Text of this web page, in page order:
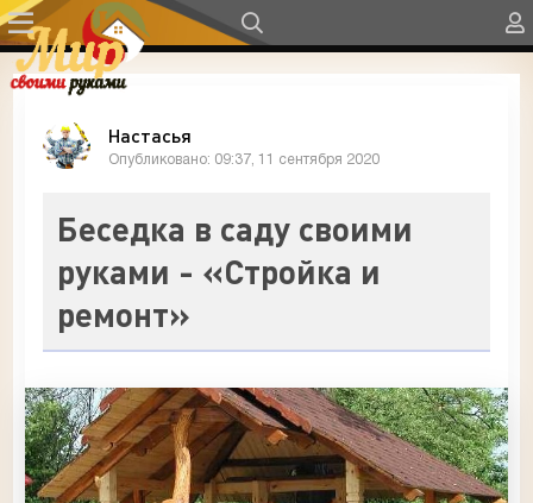
Настасья
Опубликовано: 09:37, 11 сентября 2020
Беседка в саду своими
руками - «Стройка и
ремонт»